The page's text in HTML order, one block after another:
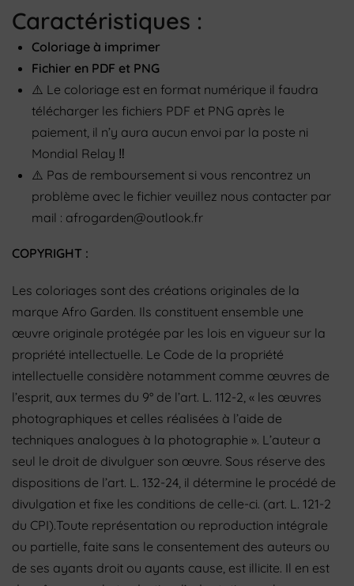
Caractéristiques :
Coloriage à imprimer
Fichier en PDF et PNG
⚠️ Le coloriage est en format numérique il faudra
télécharger les fichiers PDF et PNG après le
paiement, il n’y aura aucun envoi par la poste ni
Mondial Relay ‼️
⚠️ Pas de remboursement si vous rencontrez un
problème avec le fichier veuillez nous contacter par
mail : afrogarden@outlook.fr
COPYRIGHT :
Les coloriages sont des créations originales de la
marque Afro Garden. Ils constituent ensemble une
œuvre originale protégée par les lois en vigueur sur la
propriété intellectuelle. Le Code de la propriété
intellectuelle considère notamment comme œuvres de
l’esprit, aux termes du 9° de l’art. L. 112-2, « les œuvres
photographiques et celles réalisées à l’aide de
techniques analogues à la photographie ». L’auteur a
seul le droit de divulguer son œuvre. Sous réserve des
dispositions de l’art. L. 132-24, il détermine le procédé de
divulgation et fixe les conditions de celle-ci. (art. L. 121-2
du CPI).Toute représentation ou reproduction intégrale
ou partielle, faite sans le consentement des auteurs ou
de ses ayants droit ou ayants cause, est illicite. Il en est